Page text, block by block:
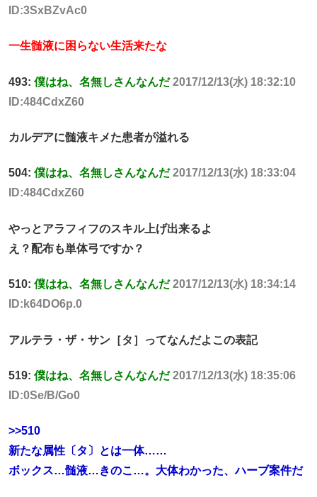
ID:3SxBZvAc0
一生髄液に困らない生活来たな
493: 僕はね、名無しさんなんだ 2017/12/13(水) 18:32:10
ID:484CdxZ60
カルデアに髄液キメた患者が溢れる
504: 僕はね、名無しさんなんだ 2017/12/13(水) 18:33:04
ID:484CdxZ60
やっとアラフィフのスキル上げ出来るよ
え？配布も単体弓ですか？
510: 僕はね、名無しさんなんだ 2017/12/13(水) 18:34:14
ID:k64DO6p.0
アルテラ・ザ・サン［タ］ってなんだよこの表記
519: 僕はね、名無しさんなんだ 2017/12/13(水) 18:35:06
ID:0Se/B/Go0
>>510
新たな属性〔タ〕とは一体……
ボックス…髄液…きのこ…。大体わかった、ハーブ案件だ